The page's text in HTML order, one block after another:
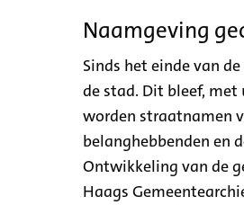
Naamgeving
Sinds het einde van
de stad. Dit bleef, met
worden straatnamen
belanghebbenden en
Ontwikkeling van de
Haags